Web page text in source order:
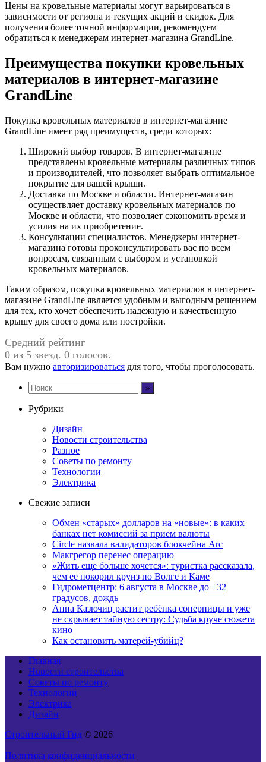
Цены на кровельные материалы могут варьироваться в
зависимости от региона и текущих акций и скидок. Для
получения более точной информации, рекомендуем
обратиться к менеджерам интернет-магазина GrandLine.
Преимущества покупки кровельных
материалов в интернет-магазине
GrandLine
Покупка кровельных материалов в интернет-магазине
GrandLine имеет ряд преимуществ, среди которых:
Широкий выбор товаров. В интернет-магазине
представлены кровельные материалы различных типов
и производителей, что позволяет выбрать оптимальное
покрытие для вашей крыши.
Доставка по Москве и области. Интернет-магазин
осуществляет доставку кровельных материалов по
Москве и области, что позволяет сэкономить время и
усилия на их приобретение.
Консультации специалистов. Менеджеры интернет-
магазина готовы проконсультировать вас по всем
вопросам, связанным с выбором и установкой
кровельных материалов.
Таким образом, покупка кровельных материалов в интернет-
магазине GrandLine является удобным и выгодным решением
для тех, кто хочет обеспечить надежную и качественную
крышу для своего дома или постройки.
Средний рейтинг
0 из 5 звезд. 0 голосов.
Вам нужно авторизироваться для того, чтобы проголосовать.
Рубрики
Дизайн
Новости строительства
Разное
Советы по ремонту
Технологии
Электрика
Свежие записи
Обмен «старых» долларов на «новые»: в каких
банках нет комиссий за прием валюты
Circle назвала валидаторов блокчейна Arc
Макгрегор перенес операцию
«Жить еще больше хочется»: туристка рассказала,
чем ее покорил круиз по Волге и Каме
Гидрометцентр: 6 августа в Москве до +32
градусов, дождь
Анна Казючиц растит ребёнка соперницы и уже
не скрывает тайную сестру: Судьба круче сюжета
кино
Как остановить матерей-убийц?
Главная
Новости строительства
Советы по ремонту
Технологии
Электрика
Дизайн
Строительный Гид © 2026
Политика конфиденциальности